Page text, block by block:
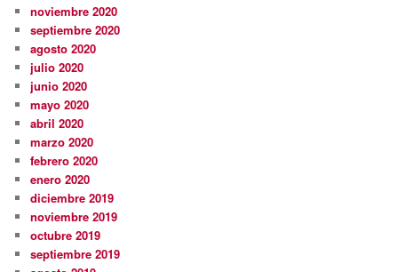
noviembre 2020
septiembre 2020
agosto 2020
julio 2020
junio 2020
mayo 2020
abril 2020
marzo 2020
febrero 2020
enero 2020
diciembre 2019
noviembre 2019
octubre 2019
septiembre 2019